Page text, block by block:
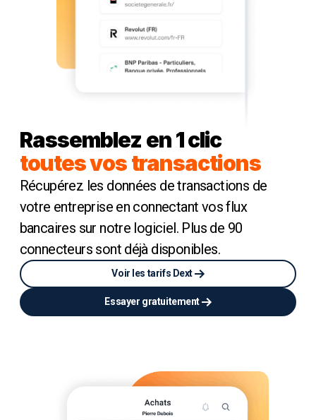
Rassemblez en 1 clic
toutes vos transactions
Récupérez les données de transactions de
votre entreprise en connectant vos flux
bancaires sur notre logiciel. Plus de 90
connecteurs sont déjà disponibles.
Voir les tarifs Dext
Essayer gratuitement